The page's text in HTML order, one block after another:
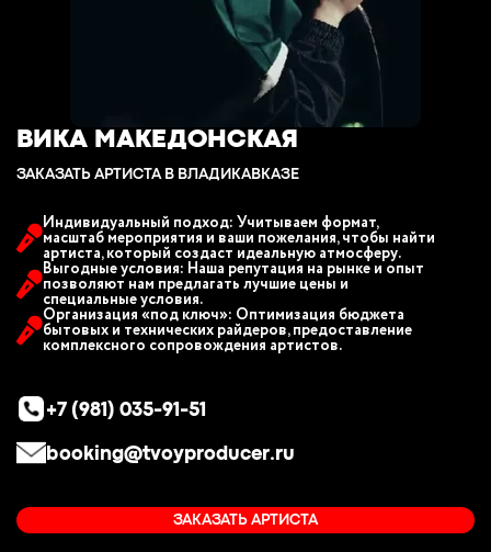
ВИКА МАКЕДОНСКАЯ
ЗАКАЗАТЬ АРТИСТА В ВЛАДИКАВКАЗЕ
Индивидуальный подход: Учитываем формат,
масштаб мероприятия и ваши пожелания, чтобы найти
артиста, который создаст идеальную атмосферу.
Выгодные условия: Наша репутация на рынке и опыт
позволяют нам предлагать лучшие цены и
специальные условия.
Организация «под ключ»: Оптимизация бюджета
бытовых и технических райдеров, предоставление
комплексного сопровождения артистов.
+7 (981) 035-91-51
booking@tvoyproducer.ru
ЗАКАЗАТЬ АРТИСТА